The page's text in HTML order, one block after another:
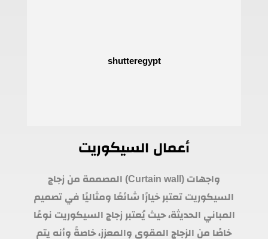
أعمال السيكوريت
واجهات (Curtain wall) المصممة من زجاج
السيكوريت تعتبر خيارًا شائعًا ومثاليًا في تصميم
المباني الحديثة، حيث يُعتبر زجاج السيكوريت نوعًا
خاصًا من الزجاج المقوى والمعزز، خاصةً وأنه يتم